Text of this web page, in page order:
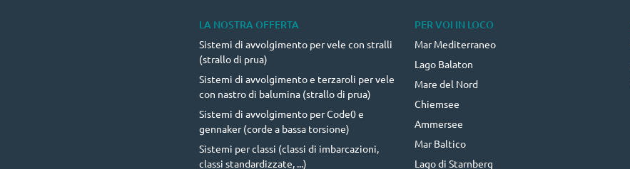
LA NOSTRA OFFERTA
Sistemi di avvolgimento per vele con stralli
(strallo di prua)
Sistemi di avvolgimento e terzaroli per vele
con nastro di balumina (strallo di prua)
Sistemi di avvolgimento per Code0 e
gennaker (corde a bassa torsione)
Sistemi per classi (classi di imbarcazioni,
classi standardizzate, ...)
PER VOI IN LOCO
Mar Mediterraneo
Lago Balaton
Mare del Nord
Chiemsee
Ammersee
Mar Baltico
Lago di Starnberg